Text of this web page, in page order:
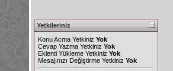
Yetkileriniz
Konu Acma Yetkiniz Yok
Cevap Yazma Yetkiniz Yok
Eklenti Yükleme Yetkiniz Yok
Mesajınızı Değiştirme Yetkiniz Yok